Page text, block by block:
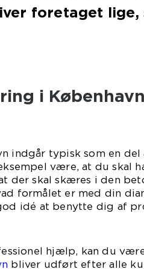
foretaget lige,
i
indgår typisk som en
være, at du skal
der skal skæres i den
formålet er med din
idé at benytte dig af
hjælp, kan du
bliver udført efter alle